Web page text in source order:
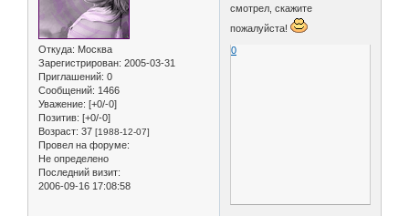
Откуда: Москва
Зарегистрирован: 2005-03-31
Приглашений: 0
Сообщений: 1466
Уважение: [+0/-0]
Позитив: [+0/-0]
Возраст: 37 [1988-12-07]
Провел на форуме:
Не определено
Последний визит:
2006-09-16 17:08:58
смотрел, скажите
пожалуйста!
0